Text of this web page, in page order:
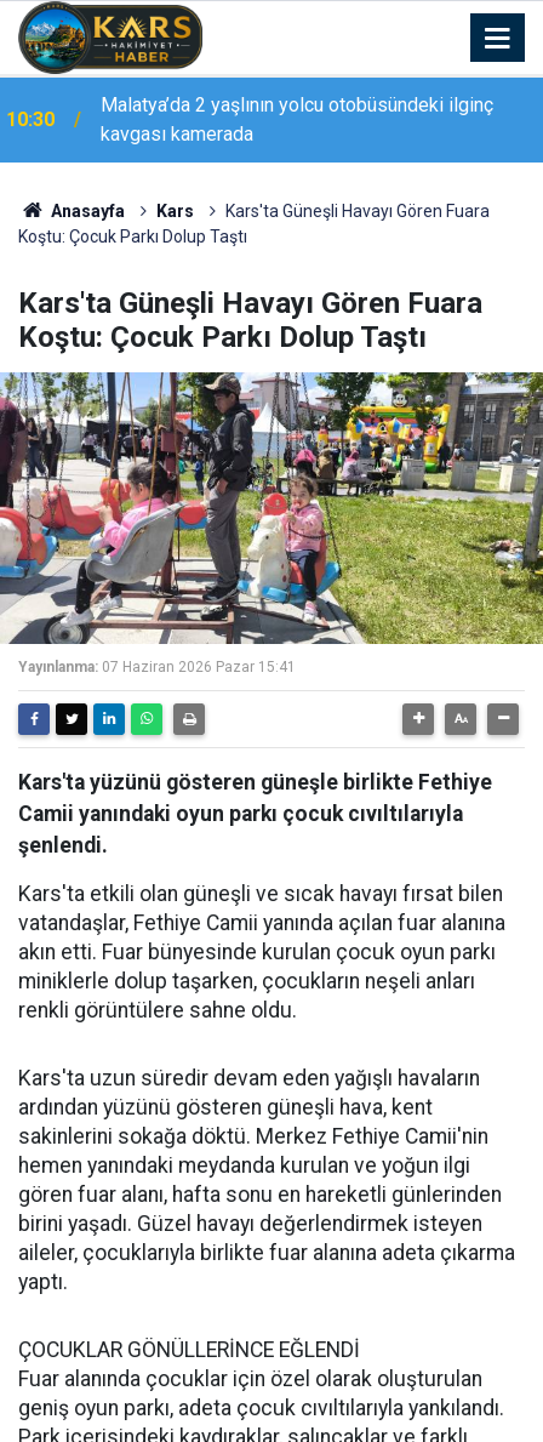
10:27
Akhundzada’dan Erzurumspor taraftarına mesaj:
"Geliyorum Dadaşlar!"
Anasayfa Kars
Kars'ta Güneşli Havayı Gören Fuara
Koştu: Çocuk Parkı Dolup Taştı
Kars'ta Güneşli Havayı Gören Fuara
Koştu: Çocuk Parkı Dolup Taştı
Yayınlanma: 07 Haziran 2026 Pazar 15:41
Kars'ta yüzünü gösteren güneşle birlikte Fethiye
Camii yanındaki oyun parkı çocuk cıvıltılarıyla
şenlendi.
Kars'ta etkili olan güneşli ve sıcak havayı fırsat bilen
vatandaşlar, Fethiye Camii yanında açılan fuar alanına
akın etti. Fuar bünyesinde kurulan çocuk oyun parkı
miniklerle dolup taşarken, çocukların neşeli anları
renkli görüntülere sahne oldu.
Kars'ta uzun süredir devam eden yağışlı havaların
ardından yüzünü gösteren güneşli hava, kent
sakinlerini sokağa döktü. Merkez Fethiye Camii'nin
hemen yanındaki meydanda kurulan ve yoğun ilgi
gören fuar alanı, hafta sonu en hareketli günlerinden
birini yaşadı. Güzel havayı değerlendirmek isteyen
aileler, çocuklarıyla birlikte fuar alanına adeta çıkarma
yaptı.
ÇOCUKLAR GÖNÜLLERİNCE EĞLENDİ
Fuar alanında çocuklar için özel olarak oluşturulan
geniş oyun parkı, adeta çocuk cıvıltılarıyla yankılandı.
Park içerisindeki kaydıraklar, salıncaklar ve farklı